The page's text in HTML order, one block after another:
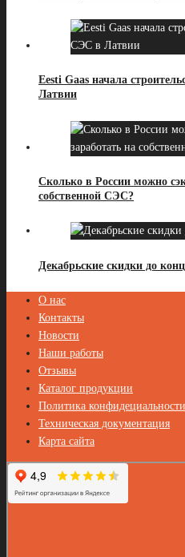
Eesti Gaas начала
Латвии
Сколько в России можно
собственной СЭС?
Декабрьские скидки до
О нас
Контакты
Новости
Наши работы
Отзывы
Каталог продукции
Политика конфидециальности
Техническая документация
Карта сайта